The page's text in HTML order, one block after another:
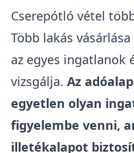
Az
csak " lakástulajdon
lakástulajdon az Itv.
olyan ingatlant
létesült, és az
vagy lakás
tartoznak a lakások